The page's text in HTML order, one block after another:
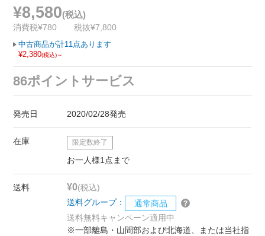
¥8,580(税込)
消費税¥780 税抜¥7,800
中古商品が計11点あります
¥2,380(税込)～
86ポイントサービス
発売日 2020/02/28発売
在庫 限定数終了
お一人様1点まで
送料 ¥0(税込)
送料グループ：
通常商品
送料無料キャンペーン適用中
※一部離島・山間部および北海道、または当社指